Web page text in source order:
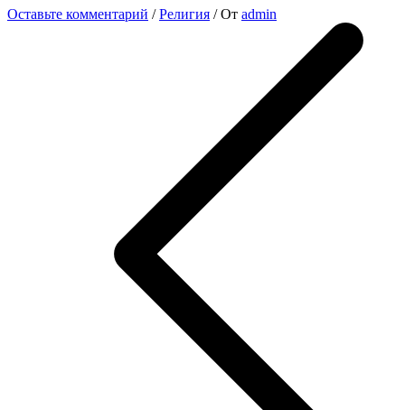
Оставьте комментарий /Религия / От admin